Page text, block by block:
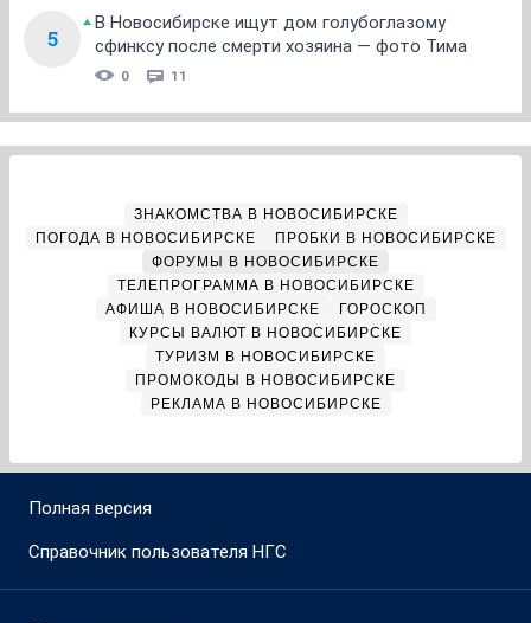
5
В Новосибирске ищут дом голубоглазому
сфинксу после смерти хозяина — фото Тима
0 11
ЗНАКОМСТВА В НОВОСИБИРСКЕ
ПОГОДА В НОВОСИБИРСКЕ
ПРОБКИ В НОВОСИБИРСКЕ
ФОРУМЫ В НОВОСИБИРСКЕ
ТЕЛЕПРОГРАММА В НОВОСИБИРСКЕ
АФИША В НОВОСИБИРСКЕ
ГОРОСКОП
КУРСЫ ВАЛЮТ В НОВОСИБИРСКЕ
ТУРИЗМ В НОВОСИБИРСКЕ
ПРОМОКОДЫ В НОВОСИБИРСКЕ
РЕКЛАМА В НОВОСИБИРСКЕ
Полная версия
Справочник пользователя НГС